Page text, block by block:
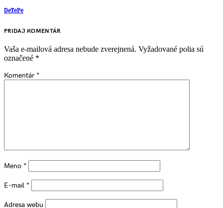
DeTePe
PRIDAJ KOMENTÁR
Vaša e-mailová adresa nebude zverejnená. Vyžadované polia sú
označené *
Komentár *
Meno *
E-mail *
Adresa webu